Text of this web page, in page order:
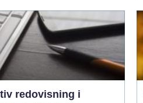
redovisning i